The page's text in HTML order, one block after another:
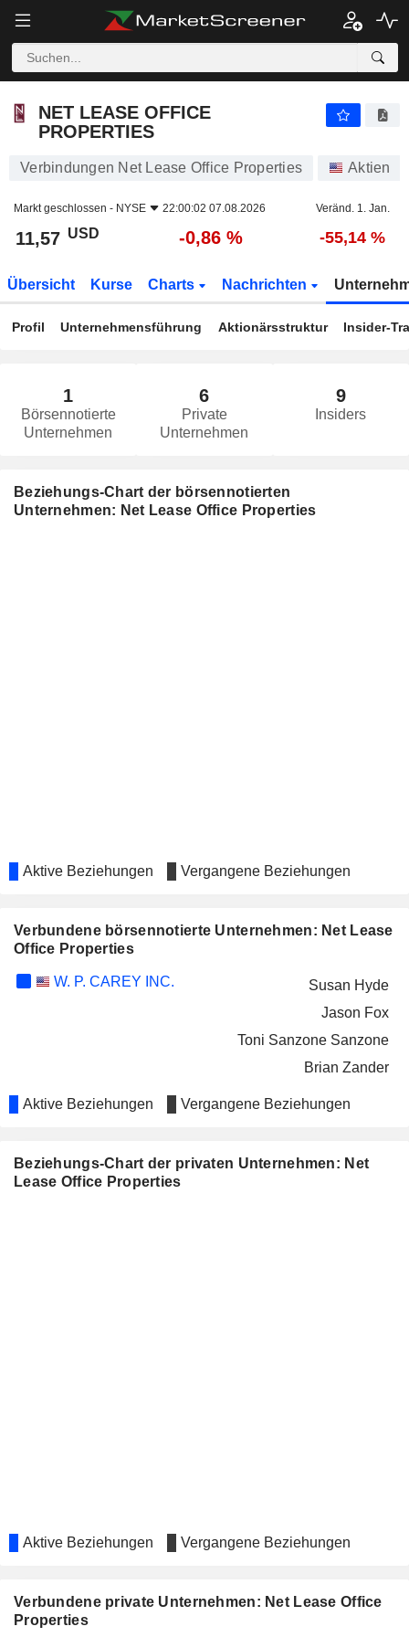
NET LEASE OFFICE
PROPERTIES
Verbindungen Net Lease Office Properties Aktien
Markt geschlossen - NYSE 22:00:02 07.08.2026 Veränd. 1. Jan.
11,57 USD -0,86 % -55,14 %
Übersicht Kurse Charts Nachrichten
Profil Unternehmensführung Aktionärsstruktur Insider-
1
Börsennotierte
Unternehmen
6
Private
Unternehmen
9
Insiders
Beziehungs-Chart der börsennotierten
Unternehmen: Net Lease Office Properties
Aktive Beziehungen Vergangene Beziehungen
Verbundene börsennotierte Unternehmen: Net Lease
Office Properties
W. P. CAREY INC.
Susan Hyde
Jason Fox
Toni Sanzone Sanzone
Brian Zander
Aktive Beziehungen Vergangene Beziehungen
Beziehungs-Chart der privaten Unternehmen: Net
Lease Office Properties
Aktive Beziehungen Vergangene Beziehungen
Verbundene private Unternehmen: Net Lease Office
Properties